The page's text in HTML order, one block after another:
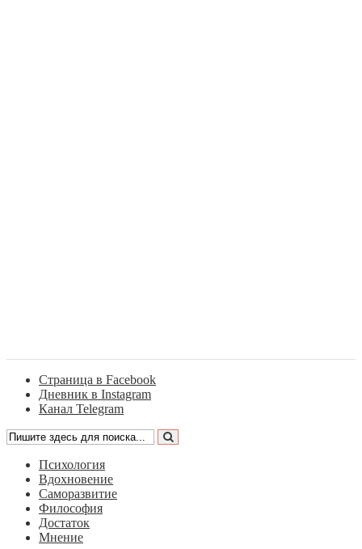
Страница в Facebook
Дневник в Instagram
Канал Telegram
Психология
Вдохновение
Саморазвитие
Философия
Достаток
Мнение